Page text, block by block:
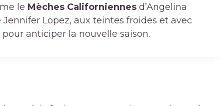
le Mèches Californiennes d’Angelina
Lopez, aux teintes froides et avec
anticiper la nouvelle saison.